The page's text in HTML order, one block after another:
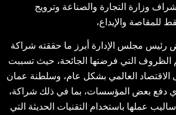
وزارة التجارة والصناعة وترويج
للمقاصة والإيداع،
رئيس مجلس الإدارة أبرز ما حققته شراكة
التي فرضتها الجائحة، حيث تسببت
الاقتصاد العالمي بشكل عام، وسلطنة عمان
دفع بعض المؤسسات، بما في ذلك شراكة،
عملها باستخدام التقنيات الحديثة التي